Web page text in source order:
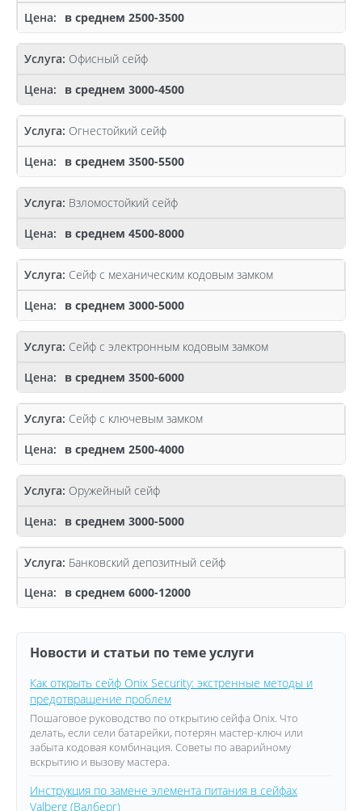
в среднем 2500-3500
Офисный сейф
в среднем 3000-4500
Огнестойкий сейф
в среднем 3500-5500
Взломостойкий сейф
в среднем 4500-8000
Сейф с механическим кодовым замком
в среднем 3000-5000
Сейф с электронным кодовым замком
в среднем 3500-6000
Сейф с ключевым замком
в среднем 2500-4000
Оружейный сейф
в среднем 3000-5000
Банковский депозитный сейф
в среднем 6000-12000
Новости и статьи по теме услуги
Как открыть сейф Onix Security: экстренные методы и
предотвращение проблем
Пошаговое руководство по открытию сейфа Onix. Что
делать, если сели батарейки, потерян мастер-ключ или
забыта кодовая комбинация. Советы по аварийному
вскрытию и вызову мастера.
Инструкция по замене элемента питания в сейфах
Valberg (Валберг)